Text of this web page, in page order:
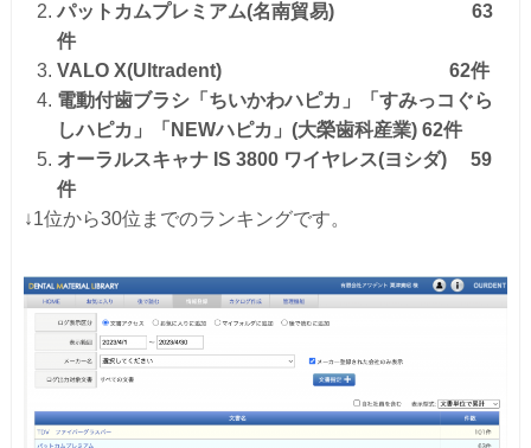
パットカムプレミアム(名南貿易) 63
件
VALO X(Ultradent) 62件
電動付歯ブラシ「ちいかわハピカ」「すみっコぐら
しハピカ」「NEWハピカ」 (大榮歯科産業) 62件
オーラルスキャナ IS 3800 ワイヤレス(ヨシダ) 59
件
↓1位から30位までのランキングです。